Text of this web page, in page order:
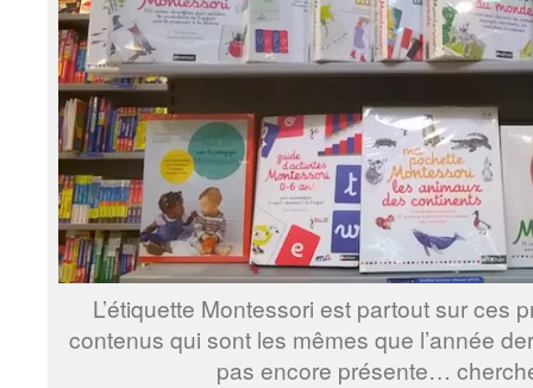
L’étiquette Montessori est partout sur ces
contenus qui sont les mêmes que l’année
pas encore présente…